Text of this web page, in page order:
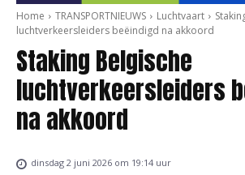
Home TRANSPORTNIEUWS Luchtvaart
luchtverkeersleiders beëindigd na akkoord
Staking Belgische
luchtverkeersleiders
na akkoord
dinsdag 2 juni 2026 om 19:14 uur